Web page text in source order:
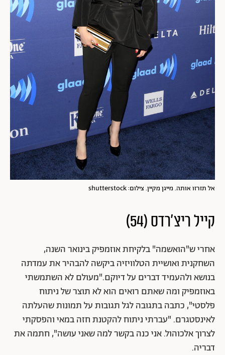
אל תזרזו אותה. מייגן מקיין. צילום: shutterstock
קייל ריצ'רדס (54)
אחרי ש"הואשמה" בלקיחת אוזמפיק בינואר השנה,
השחקנית ואושיית הטלוויזיה ביקשה להבהיר את עמדתה
בנושא ולהעמיד דברים על דיוקם."מעולם לא השתמשתי
באוזמפיק ומה שאתם רואים הוא לא תוצר של ניתוח
פלסטי", כתבה בתגובה לגל תגובות על תמונות שהעלתה
לאינסטגרם. "עברתי ניתוח להקטנת חזה במאי והפסקתי
לצרוך אלכוהול. אני כנה בקשר למה שאני עושה", חתמה את
דבריה.